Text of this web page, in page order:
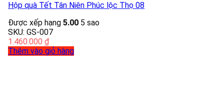
Hộp quà Tết Tân Niên Phúc lộc Thọ 08
Được xếp hạng 5.00 5 sao
SKU: GS-007
1.460.000 ₫
Thêm vào giỏ hàng